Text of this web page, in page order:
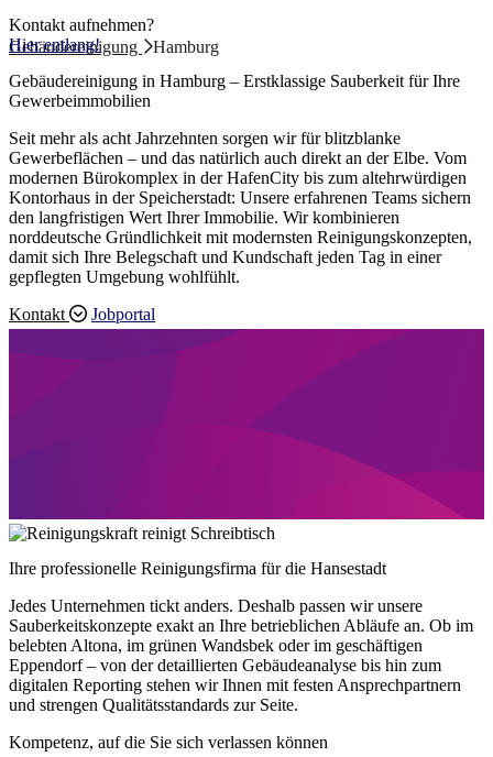
Kontakt aufnehmen?
Hier entlang!
Gebäudereinigung
Hamburg
Gebäudereinigung in Hamburg – Erstklassige Sauberkeit für Ihre
Gewerbeimmobilien
Seit mehr als acht Jahrzehnten sorgen wir für blitzblanke
Gewerbeflächen – und das natürlich auch direkt an der Elbe. Vom
modernen Bürokomplex in der HafenCity bis zum altehrwürdigen
Kontorhaus in der Speicherstadt: Unsere erfahrenen Teams sichern
den langfristigen Wert Ihrer Immobilie. Wir kombinieren
norddeutsche Gründlichkeit mit modernsten Reinigungskonzepten,
damit sich Ihre Belegschaft und Kundschaft jeden Tag in einer
gepflegten Umgebung wohlfühlt.
Kontakt
Jobportal
Ihre professionelle Reinigungsfirma für die Hansestadt
Jedes Unternehmen tickt anders. Deshalb passen wir unsere
Sauberkeitskonzepte exakt an Ihre betrieblichen Abläufe an. Ob im
belebten Altona, im grünen Wandsbek oder im geschäftigen
Eppendorf – von der detaillierten Gebäudeanalyse bis hin zum
digitalen Reporting stehen wir Ihnen mit festen Ansprechpartnern
und strengen Qualitätsstandards zur Seite.
Kompetenz, auf die Sie sich verlassen können